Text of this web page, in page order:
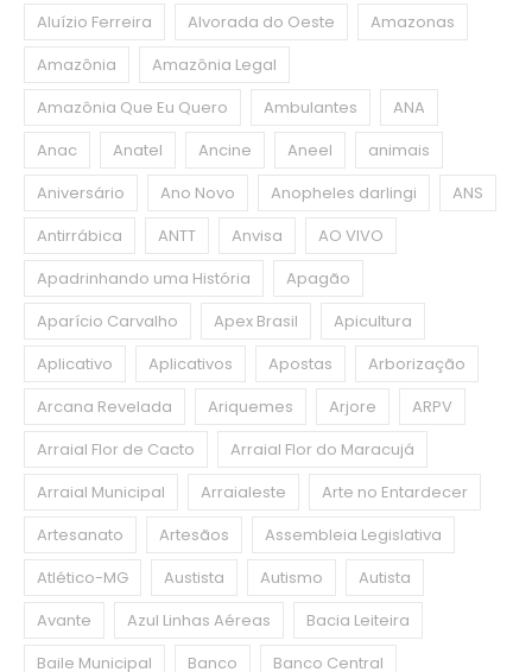
Aluízio Ferreira
Alvorada do Oeste
Amazonas
Amazônia
Amazônia Legal
Amazônia Que Eu Quero
Ambulantes
ANA
Anac
Anatel Ancine Aneel
animais
Aniversário
Ano Novo Anopheles darlingi
ANS
Antirrábica
ANTT Anvisa
AO VIVO
Apadrinhando uma História
Apagão
Aparício Carvalho
Apex Brasil
Apicultura
Aplicativo
Aplicativos Apostas
Arborização
Arcana Revelada
Ariquemes Arjore
ARPV
Arraial Flor de Cacto
Arraial Flor do Maracujá
Arraial Municipal
Arraialeste
Arte no Entardecer
Artesanato
Artesãos
Assembleia Legislativa
Atlético-MG
Austista Autismo
Autista
Avante
Azul Linhas Aéreas
Bacia Leiteira
Baile Municipal
Banco Banco Central